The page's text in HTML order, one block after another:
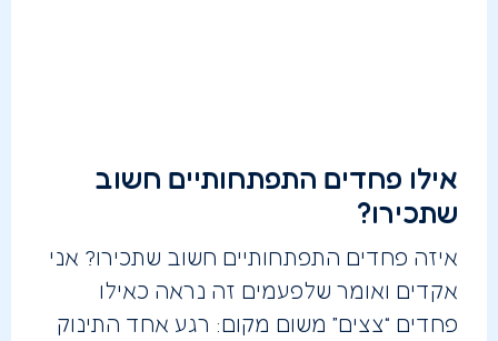
אילו פחדים התפתחותיים חשוב
שתכירו?
איזה פחדים התפתחותיים חשוב שתכירו? אני
אקדים ואומר שלפעמים זה נראה כאילו
פחדים “צצים” משום מקום: רגע אחד התינוק